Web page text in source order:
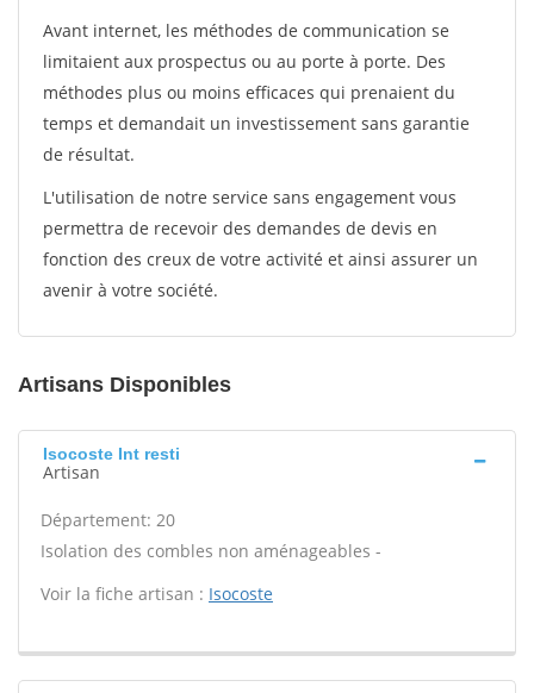
Avant internet, les méthodes de communication se
limitaient aux prospectus ou au porte à porte. Des
méthodes plus ou moins efficaces qui prenaient du
temps et demandait un investissement sans garantie
de résultat.
L'utilisation de notre service sans engagement vous
permettra de recevoir des demandes de devis en
fonction des creux de votre activité et ainsi assurer un
avenir à votre société.
Artisans Disponibles
Isocoste Int resti
Artisan
Département: 20
Isolation des combles non aménageables -
Voir la fiche artisan : Isocoste